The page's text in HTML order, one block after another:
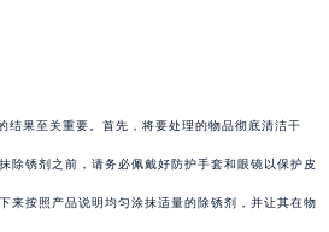
结果至关重要。首先，将要处理的物品彻底清洁干
除锈剂之前，请务必佩戴好防护手套和眼镜以保护皮
来按照产品说明均匀涂抹适量的除锈剂，并让其在物